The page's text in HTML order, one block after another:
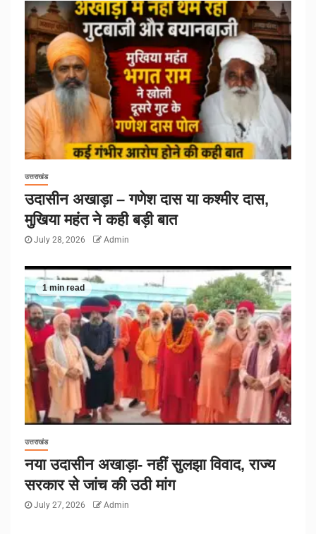
उत्तराखंड
उदासीन अखाड़ा – गणेश दास या कश्मीर दास,
मुखिया महंत ने कही बड़ी बात
July 28, 2026 Admin
1 min read
उत्तराखंड
नया उदासीन अखाड़ा- नहीं सुलझा विवाद, राज्य
सरकार से जांच की उठी मांग
July 27, 2026 Admin